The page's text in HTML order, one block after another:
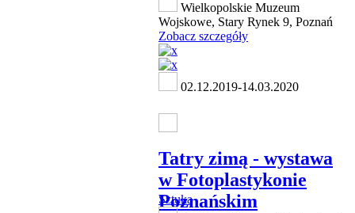
Wielkopolskie Muzeum
Wojskowe, Stary Rynek 9, Poznań
Zobacz szczegóły
02.12.2019-14.03.2020
Tatry zimą - wystawa
w Fotoplastykonie
Poznańskim
Sztuka